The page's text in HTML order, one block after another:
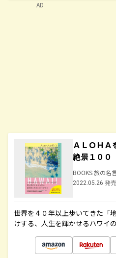
ＡＬＯＨＡ
絶景１００
BOOKS 旅の名
2022.05.26 発売
世界を４０年以上歩いてきた「
けする、人生を輝かせるハワイ
AD